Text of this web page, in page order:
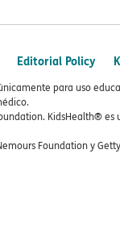
Editorial Policy
para uso
KidsHealth®
Foundation y